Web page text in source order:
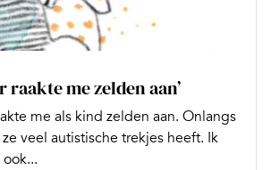
raakte me zelden aan’
me als kind zelden aan. Onlangs
veel autistische trekjes heeft. Ik